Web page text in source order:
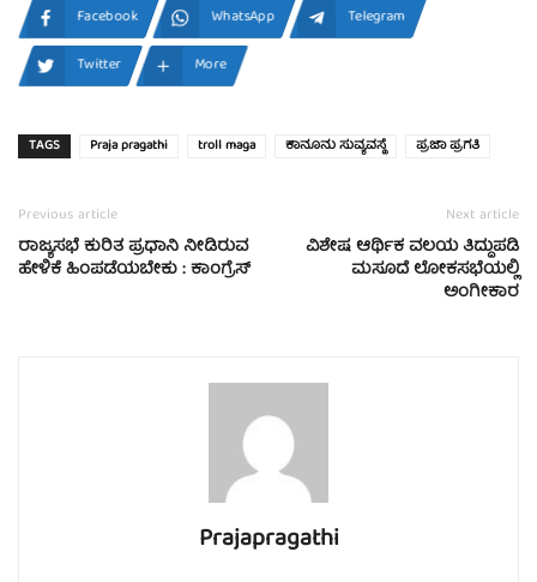
Facebook WhatsApp
Telegram
Twitter
More
TAGS Praja pragathi troll maga ಕಾನೂನು ಸುವ್ಯವಸ್ಥೆ ಪ್ರಜಾ ಪ್ರಗತಿ
Previous article
ರಾಜ್ಯಸಭೆ ಕುರಿತ ಪ್ರಧಾನಿ ನೀಡಿರುವ
ಹೇಳಿಕೆ ಹಿಂಪಡೆಯಬೇಕು : ಕಾಂಗ್ರೆಸ್
Next article
ವಿಶೇಷ ಆರ್ಥಿಕ ವಲಯ ತಿದ್ದುಪಡಿ
ಮಸೂದೆ ಲೋಕಸಭೆಯಲ್ಲಿ
ಅಂಗೀಕಾರ
Prajapragathi